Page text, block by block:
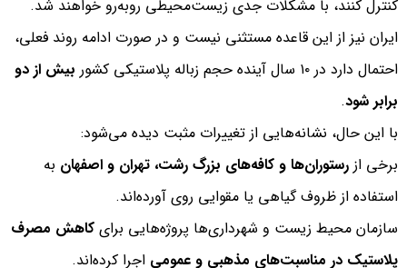
کنترل کنند، با مشکلات جدی زیست‌محیطی روبه‌رو خواهند شد.
ایران نیز از این قاعده مستثنی نیست و در صورت ادامه روند فعلی،
احتمال دارد در ۱۰ سال آینده حجم زباله پلاستیکی کشور
بیش از دو
برابر شود.
با این حال، نشانه‌هایی از تغییرات مثبت دیده می‌شود:
برخی از رستوران‌ها و کافه‌های بزرگ رشت، تهران و اصفهان به
استفاده از ظروف گیاهی یا مقوایی روی آورده‌اند.
سازمان محیط زیست و شهرداری‌ها پروژه‌هایی برای کاهش مصرف
پلاستیک در مناسبت‌های مذهبی و عمومی اجرا کرده‌اند.